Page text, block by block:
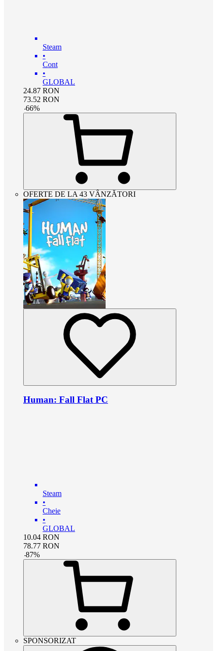
Steam
•
Cont
•
GLOBAL
24.87 RON
73.52 RON
-66%
OFERTE DE LA 43 VÂNZĂTORI
Human: Fall Flat PC
Steam
•
Cheie
•
GLOBAL
10.04 RON
78.77 RON
-87%
SPONSORIZAT